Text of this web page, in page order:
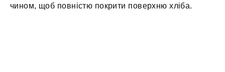
чином, щоб повністю покрити поверхню хліба.